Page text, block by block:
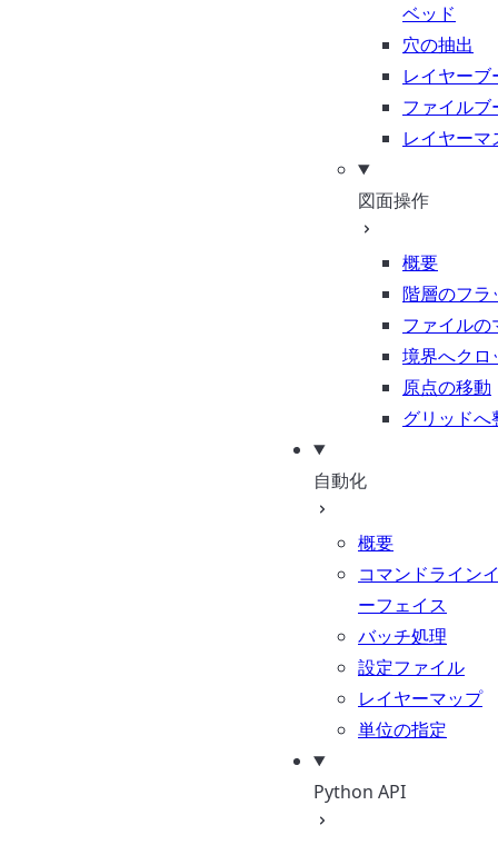
ベッド
穴の抽出
レイヤーブ
ファイルブ
レイヤーマ
図面操作
概要
階層のフラ
ファイルの
境界へクロ
原点の移動
グリッドへ
自動化
概要
コマンドライン
ーフェイス
バッチ処理
設定ファイル
レイヤーマップ
単位の指定
Python API